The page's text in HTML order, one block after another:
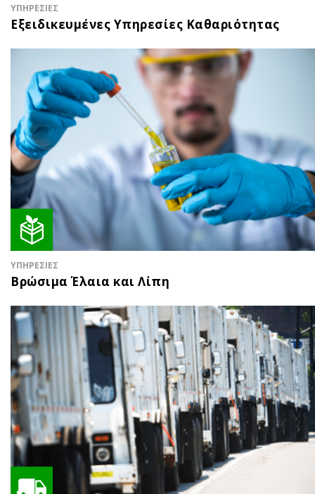
ΥΠΗΡΕΣΙΕΣ
Εξειδικευμένες Υπηρεσίες Καθαριότητας
ΥΠΗΡΕΣΙΕΣ
Βρώσιμα Έλαια και Λίπη